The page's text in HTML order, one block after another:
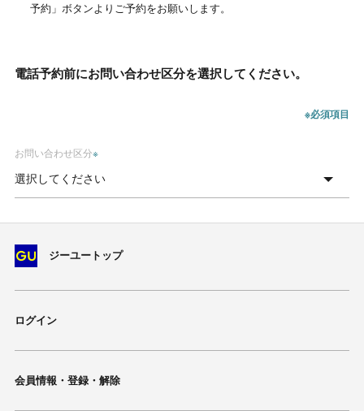
予約」ボタンよりご予約をお願いします。
電話予約前にお問い合わせ区分を選択してください。
※必須項目
お問い合わせ区分※
ジーユートップ
ログイン
会員情報・登録・解除